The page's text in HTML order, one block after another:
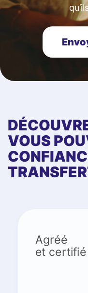
VOUS
Agréé
et certifié